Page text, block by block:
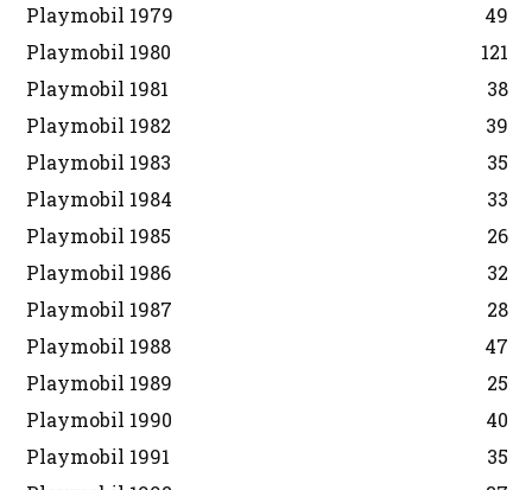
Playmobil 1979
49
Playmobil 1980
121
Playmobil 1981
38
Playmobil 1982
39
Playmobil 1983
35
Playmobil 1984
33
Playmobil 1985
26
Playmobil 1986
32
Playmobil 1987
28
Playmobil 1988
47
Playmobil 1989
25
Playmobil 1990
40
Playmobil 1991
35